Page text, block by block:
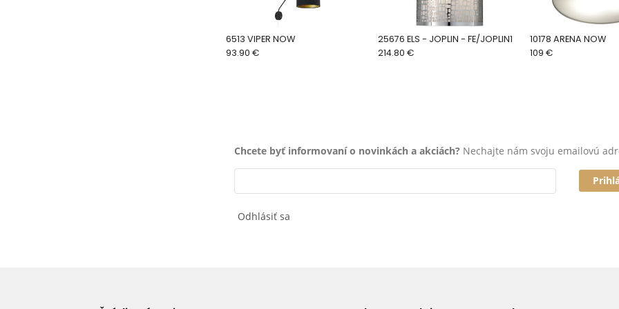
6513 VIPER NOW
93.90 €
25676 ELS - JOPLIN - FE/JOPLIN1
214.80 €
10178 ARENA NOW
109 €
Chcete byť informovaní o novinkách a akciách? Nechajte nám svoju emailovú
Odhlásiť sa